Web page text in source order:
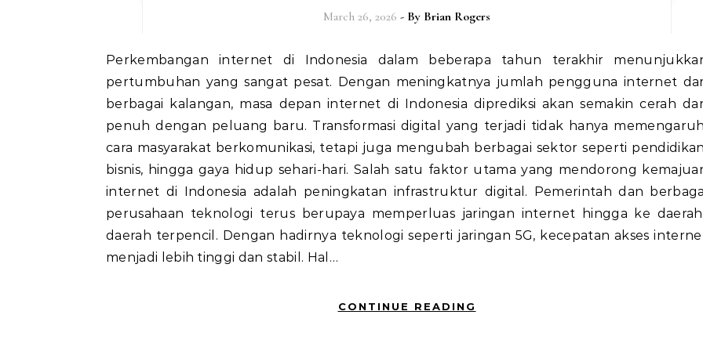
March 26, 2026 - By Brian Rogers
Perkembangan internet di Indonesia dalam beberapa tahun terakhir menunjukkan
pertumbuhan yang sangat pesat. Dengan meningkatnya jumlah pengguna internet
berbagai kalangan, masa depan internet di Indonesia diprediksi akan semakin cerah
penuh dengan peluang baru. Transformasi digital yang terjadi tidak hanya
cara masyarakat berkomunikasi, tetapi juga mengubah berbagai sektor seperti
bisnis, hingga gaya hidup sehari-hari. Salah satu faktor utama yang mendorong
internet di Indonesia adalah peningkatan infrastruktur digital. Pemerintah dan
perusahaan teknologi terus berupaya memperluas jaringan internet hingga ke
daerah terpencil. Dengan hadirnya teknologi seperti jaringan 5G, kecepatan akses
menjadi lebih tinggi dan stabil. Hal…
CONTINUE READING